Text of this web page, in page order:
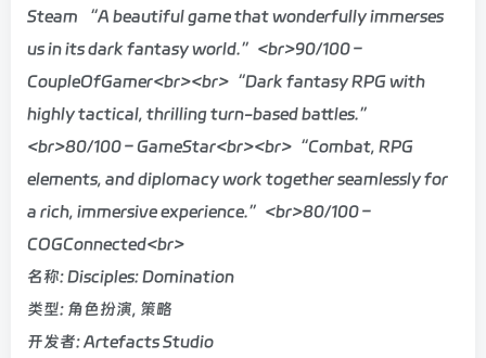
Steam “A beautiful game that wonderfully immerses
us in its dark fantasy world.”<br>90/100 –
CoupleOfGamer<br><br>“Dark fantasy RPG with
highly tactical, thrilling turn-based battles.”
<br>80/100 – GameStar<br><br>“Combat, RPG
elements, and diplomacy work together seamlessly for
a rich, immersive experience.”<br>80/100 –
COGConnected<br>
名称: Disciples: Domination
类型: 角色扮演, 策略
开发者: Artefacts Studio